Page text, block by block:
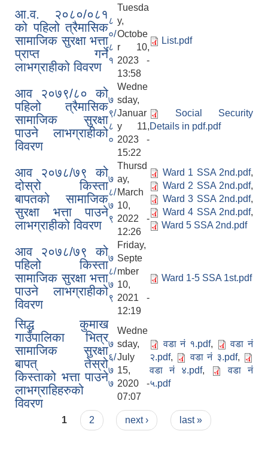
आ.व. २०८०/०८१
को पहिलो त्रैमासिक
सामाजिक सुरक्षा भत्ता
प्राप्त गर्ने
लाभग्राहीको विवरण
८
०/
८
१
Tuesda
y,
Octobe
r 10,
2023 -
13:58
List.pdf
आव २०७९/८० को
पहिलो त्रैमासिक
सामाजिक सुरक्षा
पाउने लाभग्राहीको
विवरण
७
९/
८
०
Wedne
sday,
Januar
y 11,
2023 -
15:22
Social Security
Details in pdf.pdf
आव २०७८/७९ को
दोस्रो किस्ता
बापतको सामाजिक
सुरक्षा भत्ता पाउने
लाभग्राहीको विवरण
७
८/
७
९
Thursd
ay,
March
10,
2022 -
12:26
Ward 1 SSA 2nd.pdf,
Ward 2 SSA 2nd.pdf,
Ward 3 SSA 2nd.pdf,
Ward 4 SSA 2nd.pdf,
Ward 5 SSA 2nd.pdf
आव २०७८/७९ को
पहिलो किस्ता
सामाजिक सुरक्षा भत्ता
पाउने लाभग्राहीको
विवरण
७
८/
७
९
Friday,
Septe
mber
10,
2021 -
12:19
Ward 1-5 SSA 1st.pdf
सिद्ध कुमाख
गाउँपालिका भित्र
सामाजिक सुरक्षा
बापत् तेस्रो
किस्ताको भत्ता पाउने
लाभग्राहिहरुको
विवरण
७
६/
७
७
Wedne
sday,
July
15,
2020 -
07:07
वडा नं १.pdf,
वडा नं
२.pdf, वडा नं ३.pdf,
वडा नं ४.pdf,
वडा नं
५.pdf
Pages
1 2 next › last »